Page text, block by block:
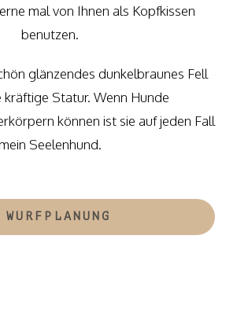
mal von Ihnen als Kopfkissen
benutzen.
glänzendes dunkelbraunes Fell
kräftige Statur. Wenn Hunde
können ist sie auf jeden Fall
Seelenhund.
WURFPLANUNG